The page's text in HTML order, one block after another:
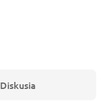
Diskusia